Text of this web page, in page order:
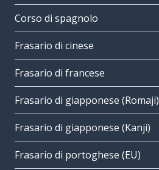
Corso di spagnolo
Frasario di cinese
Frasario di francese
Frasario di giapponese (Romaji)
Frasario di giapponese (Kanji)
Frasario di portoghese (EU)